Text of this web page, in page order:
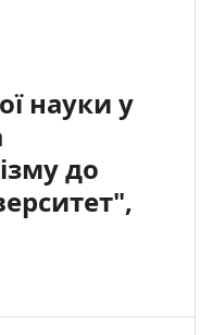
науки у
до